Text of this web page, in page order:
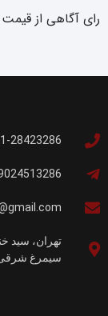
رای آگاهی از
28423286
تهران، سید
سیمرغ شرقی